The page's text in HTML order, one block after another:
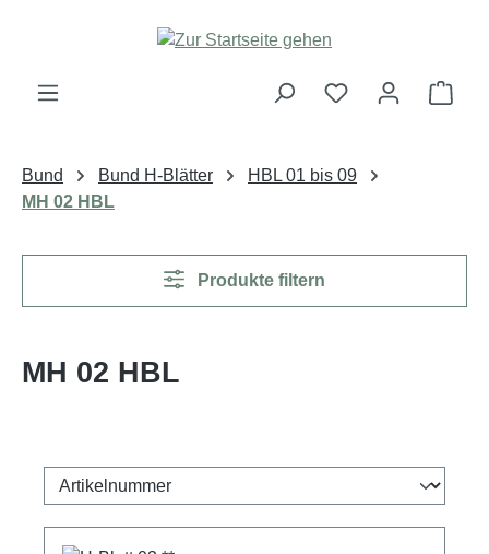
Zum Hauptinhalt springen
Bund Bund H-Blätter
HBL 01 bis 09
MH 02 HBL
Produkte filtern
MH 02 HBL